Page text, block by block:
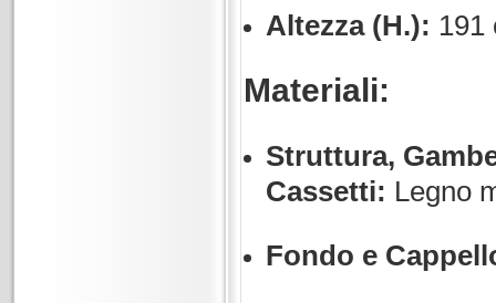
Altezza (H.): 191
Materiali:
Struttura,
Cassetti: Legno
Fondo e